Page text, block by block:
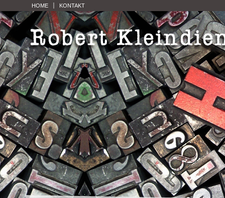
HOME KONTAKT